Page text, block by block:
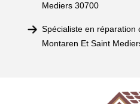
Mediers 30700
Spécialiste en réparation
Montaren Et Saint